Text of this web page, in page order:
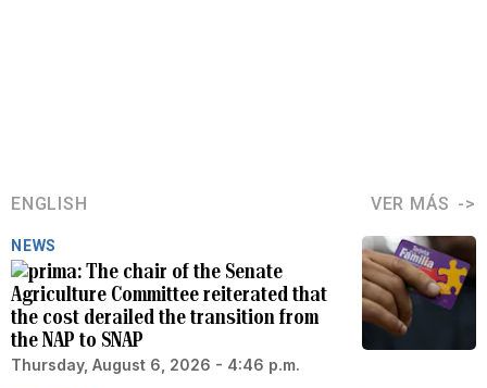
ENGLISH VER MÁS
NEWS
The chair of the Senate
Agriculture Committee reiterated that
the cost derailed the transition from
the NAP to SNAP
Thursday, August 6, 2026 - 4:46 p.m.